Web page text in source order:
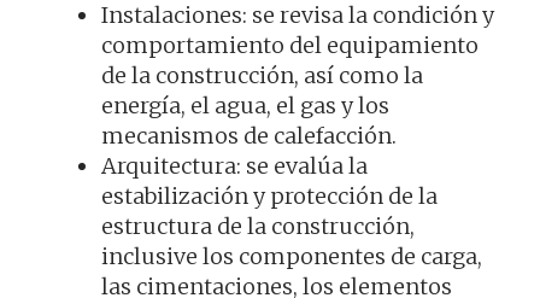
Instalaciones: se revisa la condición y
comportamiento del equipamiento
de la construcción, así como la
energía, el agua, el gas y los
mecanismos de calefacción.
Arquitectura: se evalúa la
estabilización y protección de la
estructura de la construcción,
inclusive los componentes de carga,
las cimentaciones, los elementos